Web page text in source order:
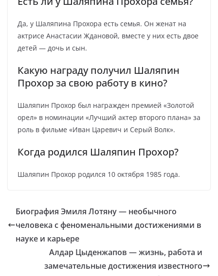
Да, у Шаляпина Прохора есть семья. Он женат на
актрисе Анастасии Ждановой, вместе у них есть двое
детей — дочь и сын.
Какую награду получил Шаляпин
Прохор за свою работу в кино?
Шаляпин Прохор был награжден премией «Золотой
орел» в номинации «Лучший актер второго плана» за
роль в фильме «Иван Царевич и Серый Волк».
Когда родился Шаляпин Прохор?
Шаляпин Прохор родился 10 октября 1985 года.
Биография Эмиля Лотяну — необычного
человека с феноменальными достижениями в
науке и карьере
Алдар Цыденжапов — жизнь, работа и
замечательные достижения известного